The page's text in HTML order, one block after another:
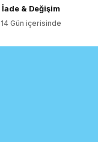
İade & Değişim
14 Gün içerisinde